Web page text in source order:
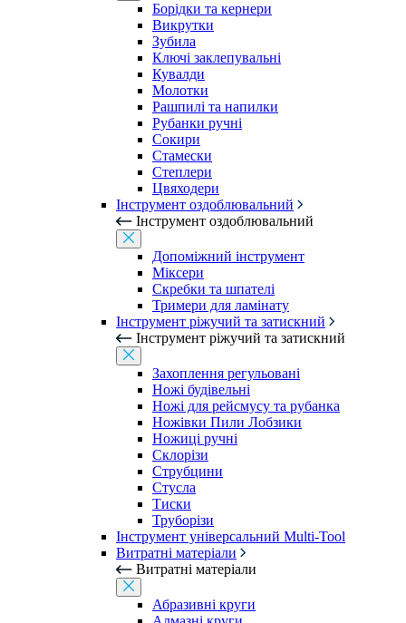
Борідки та кернери
Викрутки
Зубила
Ключі заклепувальні
Кувалди
Молотки
Рашпилі та напилки
Рубанки ручні
Сокири
Стамески
Степлери
Цвяходери
Інструмент оздоблювальний
Інструмент оздоблювальний
Допоміжний інструмент
Міксери
Скребки та шпателі
Тримери для ламінату
Інструмент ріжучий та затискний
Інструмент ріжучий та затискний
Захоплення регульовані
Ножі будівельні
Ножі для рейсмусу та рубанка
Ножівки Пили Лобзики
Ножиці ручні
Склорізи
Струбцини
Стусла
Тиски
Труборізи
Інструмент універсальний Multi-Tool
Витратні матеріали
Витратні матеріали
Абразивні круги